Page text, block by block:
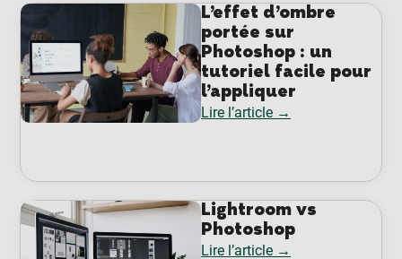
L’effet d’ombre
portée sur
Photoshop : un
tutoriel facile pour
l’appliquer
Lire l’article →
Lightroom vs
Photoshop
Lire l’article →